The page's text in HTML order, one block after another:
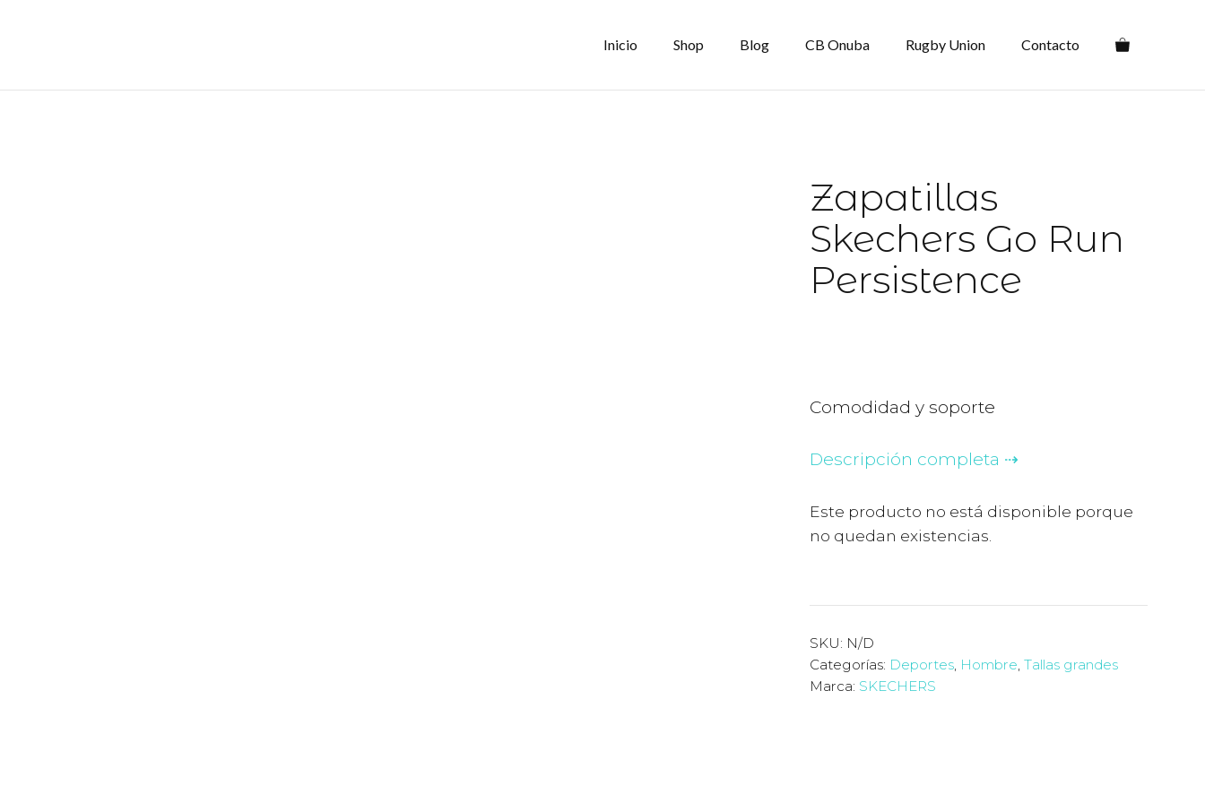
Inicio Shop Blog CB Onuba Rugby Union Contacto
Zapatillas
Skechers Go Run
Persistence
Comodidad y soporte
Descripción completa
Este producto no está disponible porque
no quedan existencias.
SKU: N/D
Categorías: Deportes Hombre ,Tallas grandes
Marca: SKECHERS